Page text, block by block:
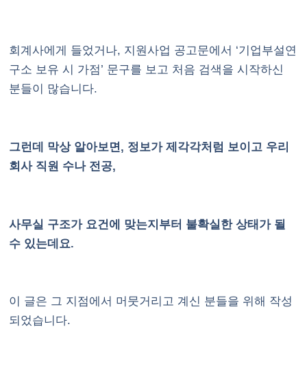
회계사에게 들었거나, 지원사업 공고문에서 ‘기업부설연
구소 보유 시 가점’ 문구를 보고 처음 검색을 시작하신
분들이 많습니다.
그런데 막상 알아보면, 정보가 제각각처럼 보이고 우리
회사 직원 수나 전공,
사무실 구조가 요건에 맞는지부터 불확실한 상태가 될
수 있는데요.
이 글은 그 지점에서 머뭇거리고 계신 분들을 위해 작성
되었습니다.